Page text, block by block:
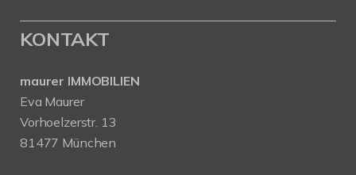
KONTAKT
maurer IMMOBILIEN
Eva Maurer
Vorhoelzerstr. 13
81477 München